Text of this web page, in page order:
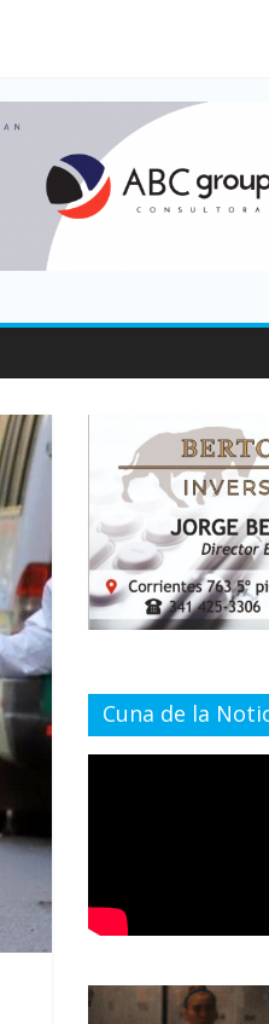
2001
viajaron por el país, un
Cuna de la